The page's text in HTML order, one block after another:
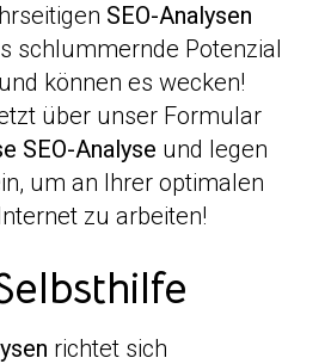
SEO-Analysen
schlummernde Potenzial
können es wecken!
über unser Formular
SEO-Analyse und legen
um an Ihrer optimalen
zu arbeiten!
richtet sich